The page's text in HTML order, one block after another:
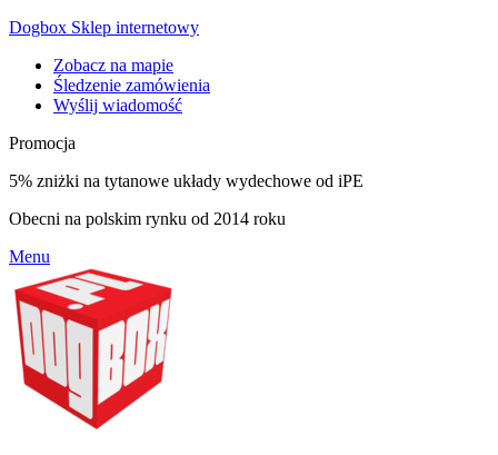
Dogbox Sklep internetowy
Zobacz na mapie
Śledzenie zamówienia
Wyślij wiadomość
Promocja
5% zniżki na tytanowe układy wydechowe od iPE
Obecni na polskim rynku od 2014 roku
Menu